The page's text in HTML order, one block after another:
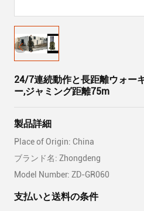
24/7連続動作と長距離ウォー
ー,ジャミング距離75m
製品詳細
Place of Origin: China
ブランド名: Zhongdeng
Model Number: ZD-GR060
支払いと送料の条件